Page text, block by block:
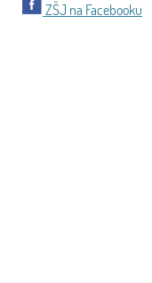
ZŠJ na Facebooku